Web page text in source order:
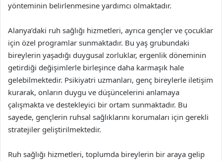
yönteminin belirlenmesine yardımcı olmaktadır.
Alanya’daki ruh sağlığı hizmetleri, ayrıca gençler ve çocuklar
için özel programlar sunmaktadır. Bu yaş grubundaki
bireylerin yaşadığı duygusal zorluklar, ergenlik döneminin
getirdiği değişimlerle birleşince daha karmaşık hale
gelebilmektedir. Psikiyatri uzmanları, genç bireylerle iletişim
kurarak, onların duygu ve düşüncelerini anlamaya
çalışmakta ve destekleyici bir ortam sunmaktadır. Bu
sayede, gençlerin ruhsal sağlıklarını korumaları için gerekli
stratejiler geliştirilmektedir.
Ruh sağlığı hizmetleri, toplumda bireylerin bir araya gelip